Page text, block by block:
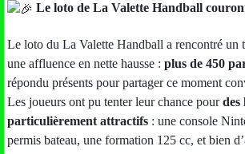
Le loto de La Valette Handball
Le loto du La Valette Handball a rencontré un
une affluence en nette hausse : plus de 450
répondu présents pour partager ce moment
Les joueurs ont pu tenter leur chance pourdes
particulièrement attractifs : une console
permis bateau, une formation 125 cc, et bien